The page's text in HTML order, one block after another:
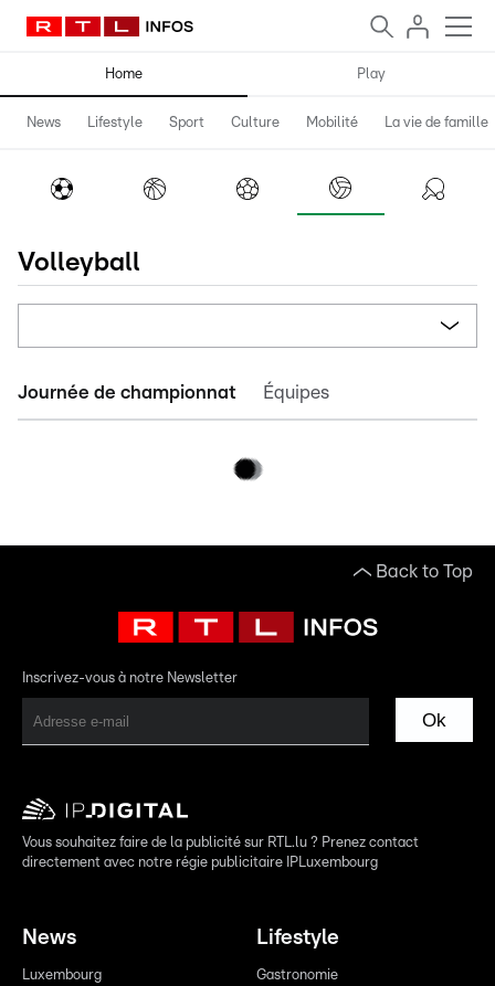
Home Play
News Lifestyle Sport Culture Mobilité La vie de famille
Volleyball
Journée de championnat Équipes
Back to Top
Inscrivez-vous à notre Newsletter
Ok
Vous souhaitez faire de la publicité sur RTL.lu ? Prenez contact
directement avec notre régie publicitaire IPLuxembourg
News
Luxembourg
Lifestyle
Gastronomie